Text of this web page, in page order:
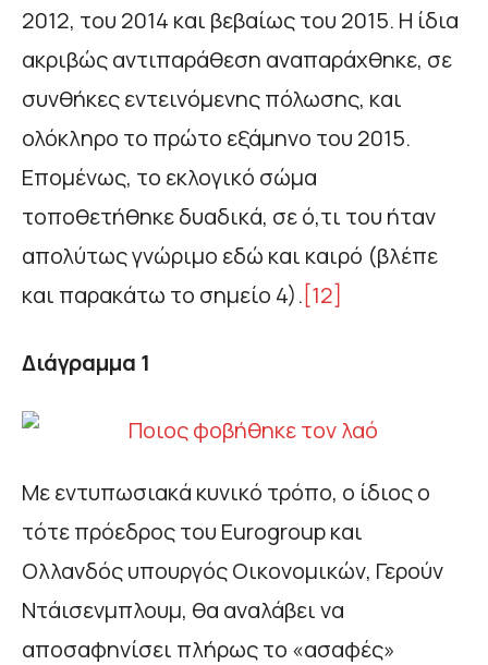
2012, του 2014 και βεβαίως του 2015. Η ίδια
ακριβώς αντιπαράθεση αναπαράχθηκε, σε
συνθήκες εντεινόμενης πόλωσης, και
ολόκληρο το πρώτο εξάμηνο του 2015.
Επομένως, το εκλογικό σώμα
τοποθετήθηκε δυαδικά, σε ό,τι του ήταν
απολύτως γνώριμο εδώ και καιρό (βλέπε
και παρακάτω το σημείο 4). [12]
Διάγραμμα 1
Με εντυπωσιακά κυνικό τρόπο, ο ίδιος ο
τότε πρόεδρος του Eurogroup και
Ολλανδός υπουργός Οικονομικών, Γερούν
Ντάισενμπλουμ, θα αναλάβει να
αποσαφηνίσει πλήρως το «ασαφές»